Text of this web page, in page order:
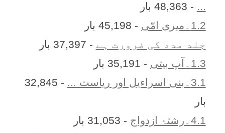
... - 48,363 بار
1.2۔میری امّی
- 45,198 بار
جلد مدد کی ضرورت ہے - 37,397 بار
1.3۔آپ بیتی
- 35,191 بار
3.1۔بنی اسراءیل اور ریاست ...
- 32,845
بار
4.1۔رشتۂ ازدواج
- 31,053 بار